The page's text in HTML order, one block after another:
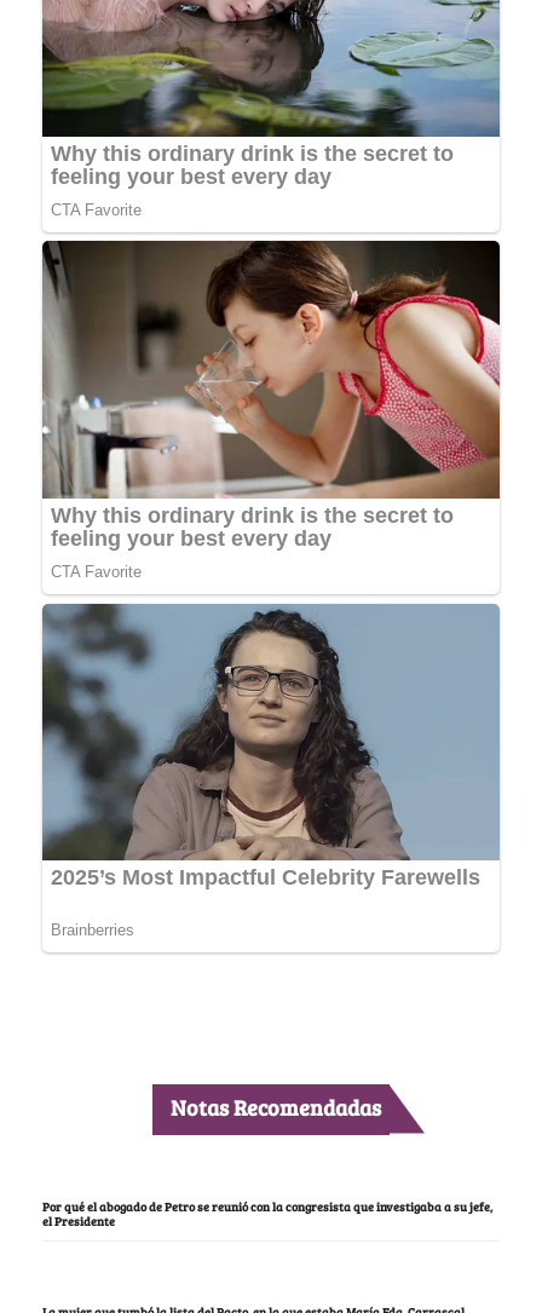
Notas Recomendadas
Por qué el abogado de Petro se reunió con la congresista que investigaba a su jefe,
el Presidente